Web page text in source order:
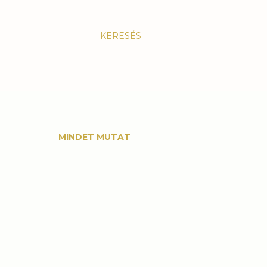
KERESÉS
MINDET MUTAT